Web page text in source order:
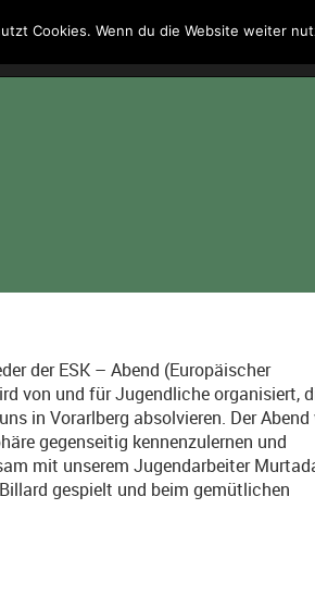
Kontakt Suche
der ESK – Abend (Europäischer
von und für Jugendliche organisiert,
in Vorarlberg absolvieren. Der Abend
gegenseitig kennenzulernen und
mit unserem Jugendarbeiter
gespielt und beim gemütlichen
Cookies. Wenn du die Website weiter